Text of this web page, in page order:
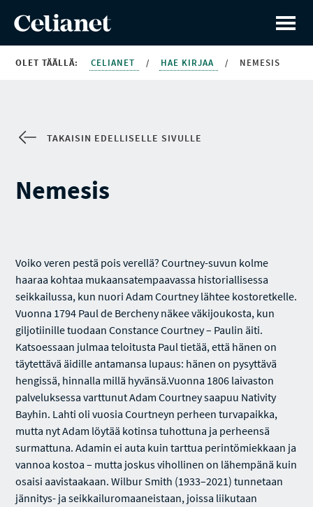
OLET TÄÄLLÄ: CELIANET / HAE KIRJAA / NEMESIS
TAKAISIN EDELLISELLE SIVULLE
Nemesis
Voiko veren pestä pois verellä? Courtney-suvun kolme
haaraa kohtaa mukaansatempaavassa historiallisessa
seikkailussa, kun nuori Adam Courtney lähtee kostoretkelle.
Vuonna 1794 Paul de Bercheny näkee väkijoukosta, kun
giljotiinille tuodaan Constance Courtney – Paulin äiti.
Katsoessaan julmaa teloitusta Paul tietää, että hänen on
täytettävä äidille antamansa lupaus: hänen on pysyttävä
hengissä, hinnalla millä hyvänsä.Vuonna 1806 laivaston
palveluksessa varttunut Adam Courtney saapuu Nativity
Bayhin. Lahti oli vuosia Courtneyn perheen turvapaikka,
mutta nyt Adam löytää kotinsa tuhottuna ja perheensä
surmattuna. Adamin ei auta kuin tarttua perintömiekkaan ja
vannoa kostoa – mutta joskus vihollinen on lähempänä kuin
osaisi aavistaakaan. Wilbur Smith (1933–2021) tunnetaan
jännitys- ja seikkailuromaaneistaan, joissa liikutaan